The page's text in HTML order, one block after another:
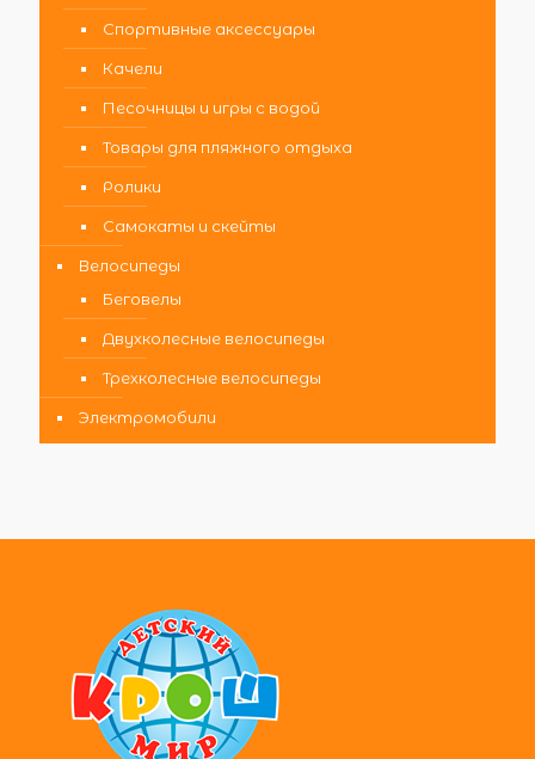
Спортивные аксессуары
Качели
Песочницы и игры с водой
Товары для пляжного отдыха
Ролики
Самокаты и скейты
Велосипеды
Беговелы
Двухколесные велосипеды
Трехколесные велосипеды
Электромобили